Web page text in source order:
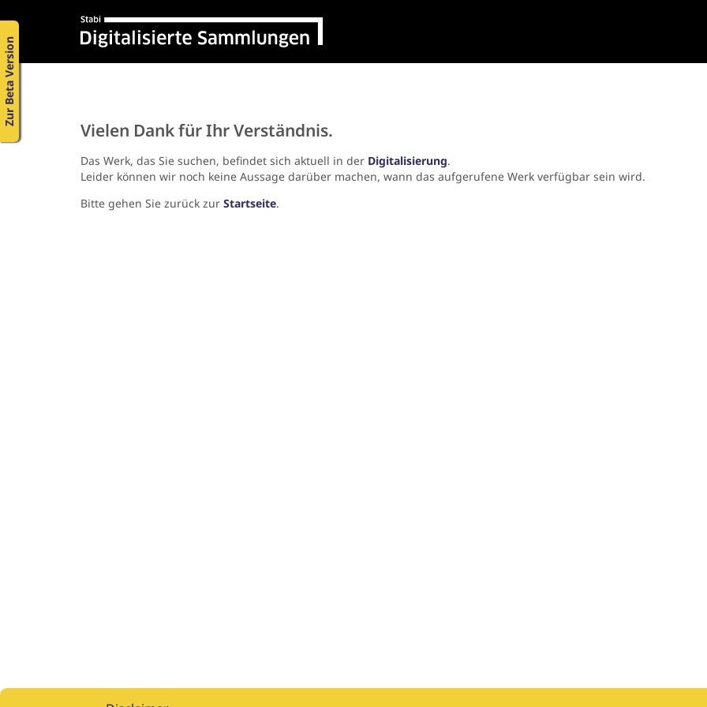
Zur Beta Version
Vielen Dank für Ihr Verständnis.
Das Werk, das Sie suchen, befindet sich aktuell in der Digitalisierung.
Leider können wir noch keine Aussage darüber machen, wann das aufgerufene Werk verfügbar sein wird.
Bitte gehen Sie zurück zur Startseite.